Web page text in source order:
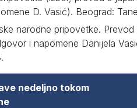
D. Vasić). Beograd:
narodne pripovetke. Prevod
i napomene Danijela
nedeljno tokom